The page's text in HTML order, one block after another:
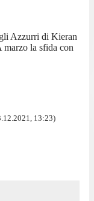
Azzurri di Kieran
la sfida con
13:23)